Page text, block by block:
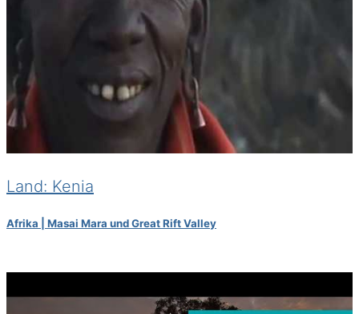
Land: Kenia
Afrika | Masai Mara und Great Rift Valley